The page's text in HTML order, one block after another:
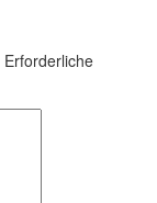
Erforderliche